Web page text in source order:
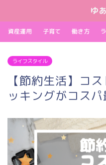
ゆ
資産運用 子育て 働き方
ライフスタイル
【節約生活】コ
ッキングがコス